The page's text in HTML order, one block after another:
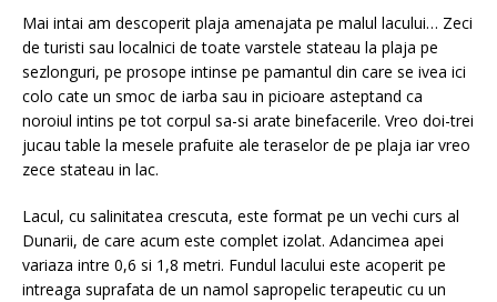
Mai intai am descoperit plaja amenajata pe malul lacului… Zeci
de turisti sau localnici de toate varstele stateau la plaja pe
sezlonguri, pe prosope intinse pe pamantul din care se ivea ici
colo cate un smoc de iarba sau in picioare asteptand ca
noroiul intins pe tot corpul sa-si arate binefacerile. Vreo doi-trei
jucau table la mesele prafuite ale teraselor de pe plaja iar vreo
zece stateau in lac.
Lacul, cu salinitatea crescuta, este format pe un vechi curs al
Dunarii, de care acum este complet izolat. Adancimea apei
variaza intre 0,6 si 1,8 metri. Fundul lacului este acoperit pe
intreaga suprafata de un namol sapropelic terapeutic cu un